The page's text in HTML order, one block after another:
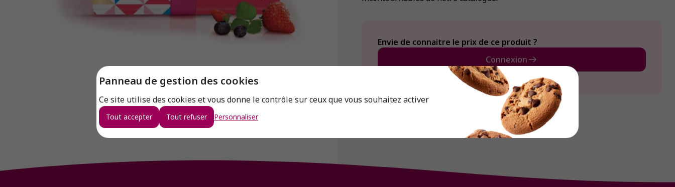
Panneau de gestion des cookies
Ce site utilise des cookies et vous donne le contrôle sur ceux que vous souhaitez activer
Tout accepter Tout refuser Personnaliser
Envie de connaitre le prix de ce produit ?
Connexion
Créer un compte